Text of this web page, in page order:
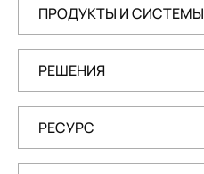
ПРОДУКТЫ И СИСТЕМЫ
РЕШЕНИЯ
РЕСУРС